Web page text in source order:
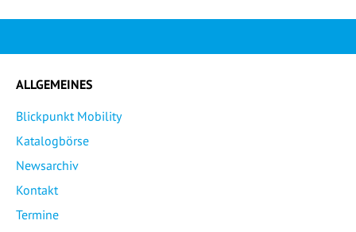
ALLGEMEINES
Blickpunkt Mobility
Katalogbörse
Newsarchiv
Kontakt
Termine